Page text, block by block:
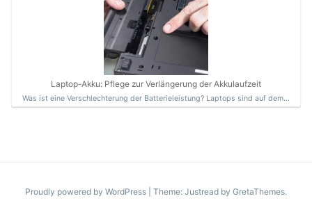
Laptop-Akku: Pflege zur Verlängerung der Akkulaufzeit
Was ist eine Verschlechterung der Batterieleistung? Laptops sind auf dem…
Proudly powered by WordPress Theme: Justread by GretaThemes.